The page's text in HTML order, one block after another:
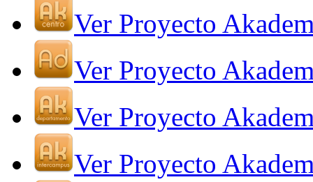
Ver Proyecto
Ver Proyecto
Ver Proyecto
Ver Proyecto